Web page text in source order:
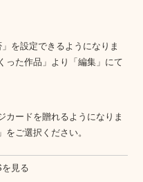
を設定できるようになりま
った作品」より「編集」にて
カードを贈れるようになりま
ご選択ください。
見る